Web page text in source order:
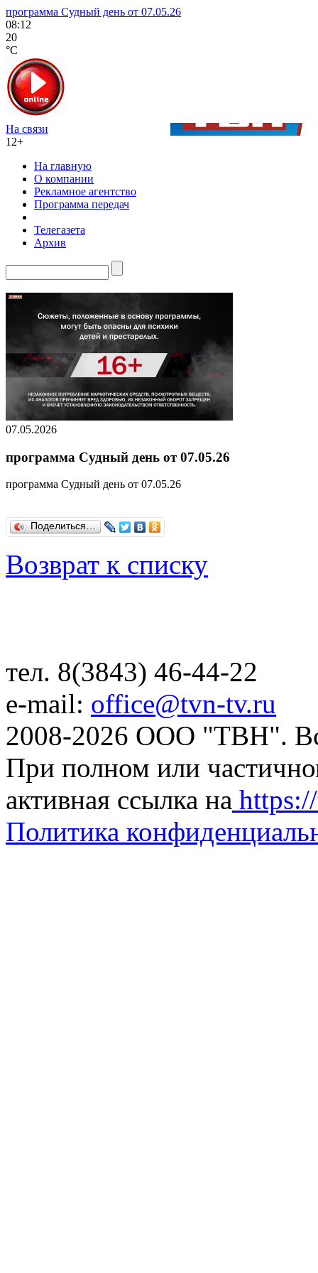
программа Судный день от 07.05.26
08:12
20
°C
На связи
12+
На главную
О компании
Рекламное агентство
Программа передач
Телегазета
Архив
07.05.2026
программа Судный день от 07.05.26
программа Судный день от 07.05.26
Поделиться…
Возврат к списку
тел. 8(3843) 46-44-22
e-mail: office@tvn-tv.ru
2008-2026 ООО "ТВН".
При полном или
активная ссылка на
Политика